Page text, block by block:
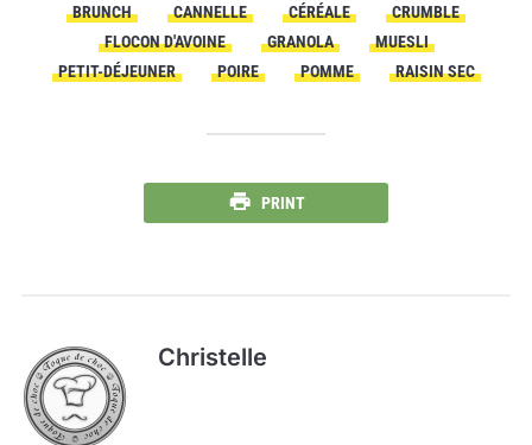
BRUNCH CANNELLE CÉRÉALE
CRUMBLE
FLOCON D'AVOINE
GRANOLA
MUESLI
PETIT-DÉJEUNER
POIRE POMME RAISIN SEC
PRINT
Christelle